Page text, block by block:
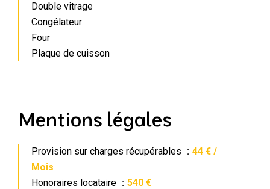
Double vitrage
Congélateur
Four
Plaque de cuisson
Mentions légales
Provision sur charges récupérables
44 € /
Mois
Honoraires locataire
540 €